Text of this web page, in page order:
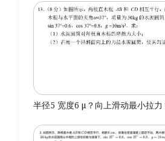
半径5 宽度6 μ？向上滑动最小拉力